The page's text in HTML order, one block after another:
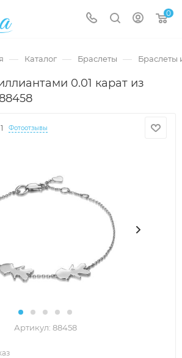
0
— Каталог — Браслеты — Браслеты
0.01 карат из
1 Фотоотзывы
Артикул: 88458